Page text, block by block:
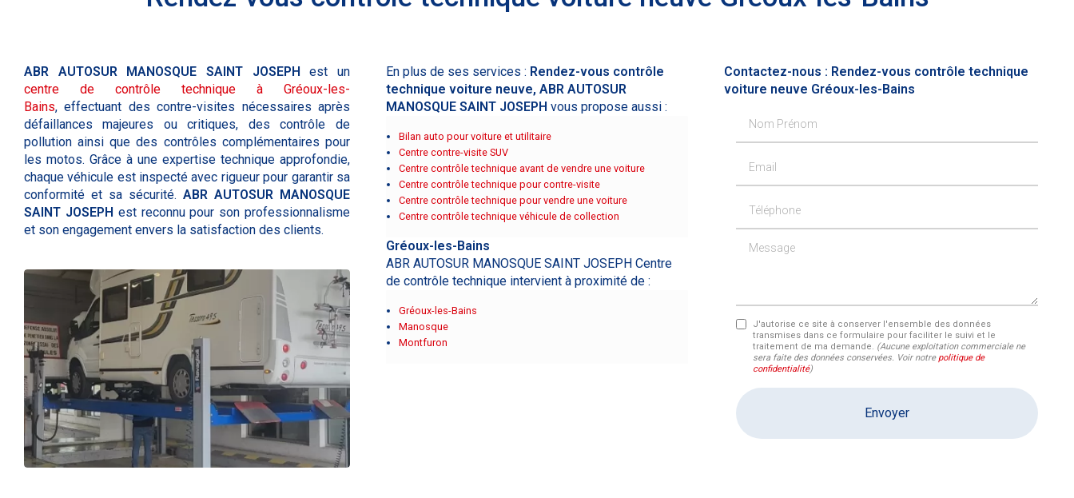
ABR AUTOSUR MANOSQUE SAINT JOSEPH est un
centre de contrôle technique à Gréoux-les-
Bains, effectuant des contre-visites nécessaires après
défaillances majeures ou critiques, des contrôle de
pollution ainsi que des contrôles complémentaires pour
les motos. Grâce à une expertise technique approfondie,
chaque véhicule est inspecté avec rigueur pour garantir sa
conformité et sa sécurité. ABR AUTOSUR MANOSQUE
SAINT JOSEPH est reconnu pour son professionnalisme
et son engagement envers la satisfaction des clients.
En plus de ses services : Rendez-vous contrôle
technique voiture neuve, ABR AUTOSUR
MANOSQUE SAINT JOSEPH vous propose aussi :
Bilan auto pour voiture et utilitaire
Centre contre-visite SUV
Centre contrôle technique avant de vendre une voiture
Centre contrôle technique pour contre-visite
Centre contrôle technique pour vendre une voiture
Centre contrôle technique véhicule de collection
Gréoux-les-Bains
ABR AUTOSUR MANOSQUE SAINT JOSEPH Centre
de contrôle technique intervient à proximité de :
Gréoux-les-Bains
Manosque
Montfuron
Contactez-nous : Rendez-vous contrôle technique
voiture neuve Gréoux-les-Bains
Message
J'autorise ce site à conserver l'ensemble des données
transmises dans ce formulaire pour faciliter le suivi et le
traitement de ma demande. (Aucune exploitation commerciale ne
sera faite des données conservées. Voir notre politique de
confidentialité)